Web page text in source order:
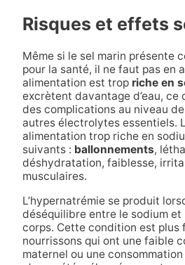
Risques et effets
Même si le sel marin présente
pour la santé, il ne faut pas en
alimentation est trop riche en
excrètent davantage d’eau, ce
des complications au niveau
autres électrolytes essentiels.
alimentation trop riche en
suivants : ballonnements,
déshydratation, faiblesse,
musculaires.
L’hypernatrémie se produit
déséquilibre entre le sodium et
corps. Cette condition est plus
nourrissons qui ont une faible
maternel ou une